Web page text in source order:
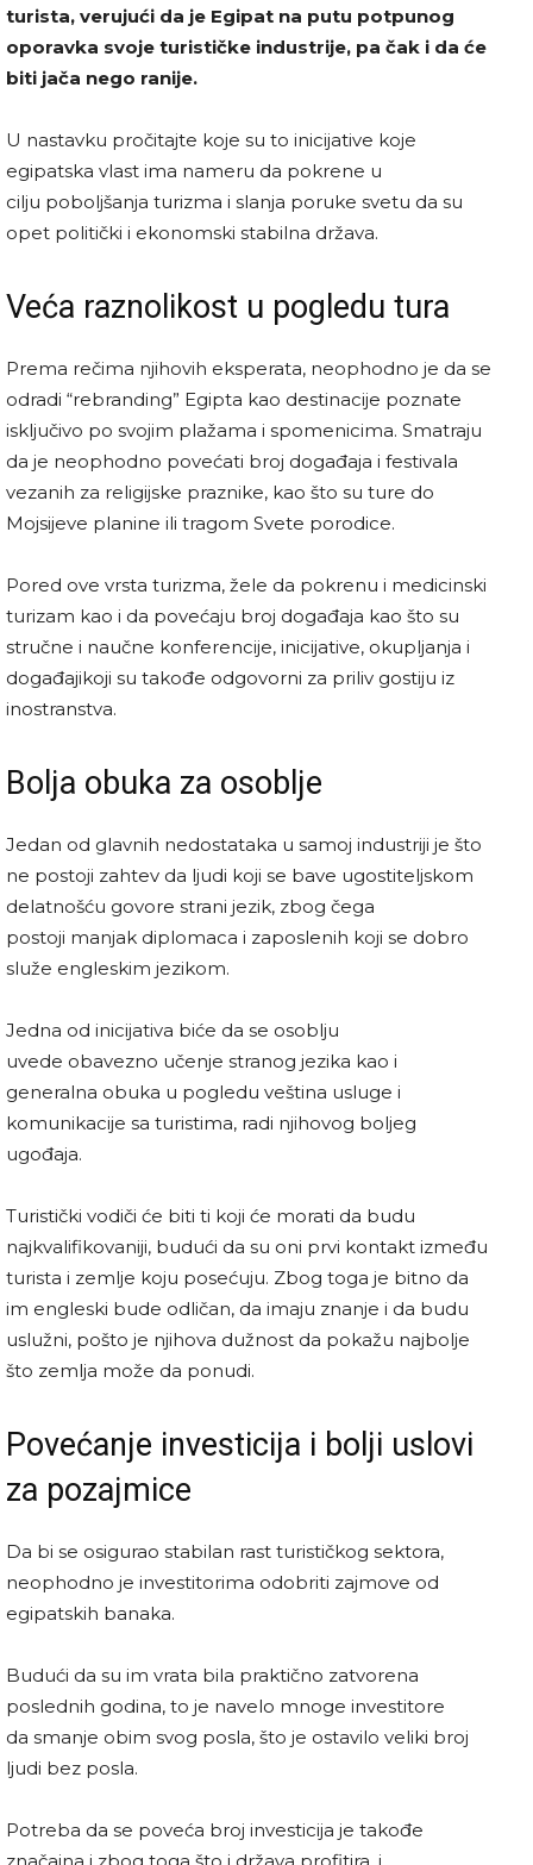
turista, verujući da je Egipat na putu potpunog
oporavka svoje turističke industrije, pa čak i da će
biti jača nego ranije.
U nastavku pročitajte koje su to inicijative koje
egipatska vlast ima nameru da pokrene u
cilju poboljšanja turizma i slanja poruke svetu da su
opet politički i ekonomski stabilna država.
Veća raznolikost u pogledu tura
Prema rečima njihovih eksperata, neophodno je da se
odradi “rebranding” Egipta kao destinacije poznate
isključivo po svojim plažama i spomenicima. Smatraju
da je neophodno povećati broj događaja i festivala
vezanih za religijske praznike, kao što su ture do
Mojsijeve planine ili tragom Svete porodice.
Pored ove vrsta turizma, žele da pokrenu i medicinski
turizam kao i da povećaju broj događaja kao što su
stručne i naučne konferencije, inicijative, okupljanja i
događajikoji su takođe odgovorni za priliv gostiju iz
inostranstva.
Bolja obuka za osoblje
Jedan od glavnih nedostataka u samoj industriji je što
ne postoji zahtev da ljudi koji se bave ugostiteljskom
delatnošću govore strani jezik, zbog čega
postoji manjak diplomaca i zaposlenih koji se dobro
služe engleskim jezikom.
Jedna od inicijativa biće da se osoblju
uvede obavezno učenje stranog jezika kao i
generalna obuka u pogledu veština usluge i
komunikacije sa turistima, radi njihovog boljeg
ugođaja.
Turistički vodiči će biti ti koji će morati da budu
najkvalifikovaniji, budući da su oni prvi kontakt između
turista i zemlje koju posećuju. Zbog toga je bitno da
im engleski bude odličan, da imaju znanje i da budu
uslužni, pošto je njihova dužnost da pokažu najbolje
što zemlja može da ponudi.
Povećanje investicija i bolji uslovi
za pozajmice
Da bi se osigurao stabilan rast turističkog sektora,
neophodno je investitorima odobriti zajmove od
egipatskih banaka.
Budući da su im vrata bila praktično zatvorena
poslednih godina, to je navelo mnoge investitore
da smanje obim svog posla, što je ostavilo veliki broj
ljudi bez posla.
Potreba da se poveća broj investicija je takođe